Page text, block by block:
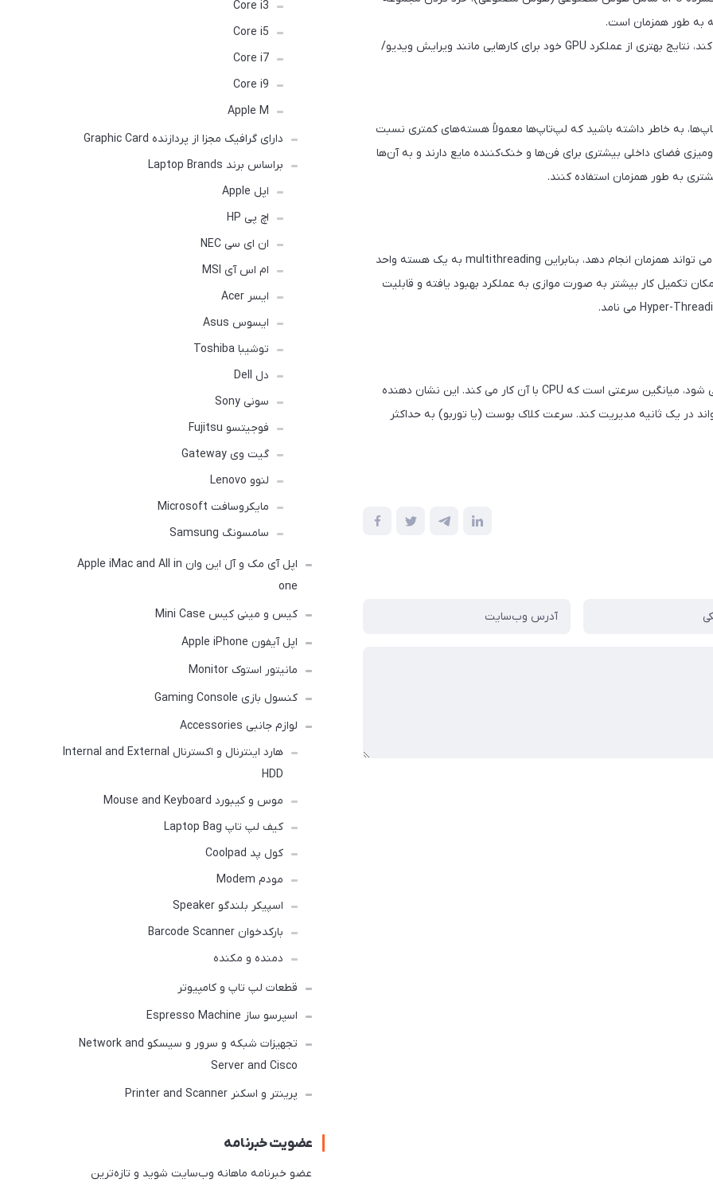
به طور همزمان است.
هنگامی که یک CPU قوی دارید که می تواند به مدیریت بار کمک کند، نتایج بهتری از عملکرد GPU خود برای کارهایی مانند ویرایش ویدیو/
به خاطر داشته باشید که لپ‌تاپ‌ها معمولاً هسته‌های کمتری نسبت
فضای داخلی بیشتری برای فن‌ها و خنک‌کننده مایع دارند و به آن‌ها
به طور همزمان استفاده کنند.
Thread ها به تعداد فرآیندهای مستقلی اشاره دارند که یک CPU می تواند همزمان انجام دهد، بنابراین multithreading به یک هسته واحد
تکمیل کار بیشتر به صورت موازی به عملکرد بهبود یافته و قابلیت
سرعت کلاک پایه که بر حسب گیگاهرتز (گیگاهرتز) اندازه گیری می شود، میانگین سرعتی است که CPU با آن کار می کند. این نشان دهنده
در یک ثانیه مدیریت کند. سرعت کلاک بوست (یا توربو) به حداکثر
Core i3
Core i5
Core i7
Core i9
Apple M
دارای گرافیک مجزا از پردازنده Graphic Card
براساس برند Laptop Brands
اپل Apple
اچ پی HP
ان ای سی NEC
ام اس آی MSI
ایسر Acer
ایسوس Asus
توشیبا Toshiba
دل Dell
سونی Sony
فوجیتسو Fujitsu
گیت وی Gateway
لنوو Lenovo
مایکروسافت Microsoft
سامسونگ Samsung
اپل آی مک و آل این وان Apple iMac and All in
one
کیس و مینی کیس Mini Case
اپل آیفون Apple iPhone
مانیتور استوک Monitor
کنسول بازی Gaming Console
لوازم جانبی Accessories
هارد اینترنال و اکسترنال Internal and External
HDD
موس و کیبورد Mouse and Keyboard
کیف لپ تاپ Laptop Bag
کول پد Coolpad
مودم Modem
اسپیکر بلندگو Speaker
بارکدخوان Barcode Scanner
دمنده و مکنده
قطعات لپ تاپ و کامپیوتر
اسپرسو ساز Espresso Machine
تجهیزات شبکه و سرور و سیسکو Network and
Server and Cisco
پرینتر و اسکنر Printer and Scanner
عضویت خبرنامه
عضو خبرنامه ماهانه وب‌سایت شوید و تازه‌ترین